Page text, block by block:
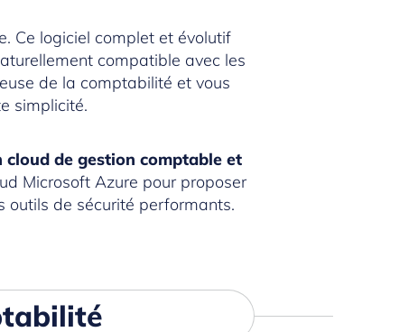
Ce logiciel complet et évolutif
compatible avec les
de la comptabilité et vous
simplicité.
cloud de gestion comptable et
Microsoft Azure pour proposer
outils de sécurité performants.